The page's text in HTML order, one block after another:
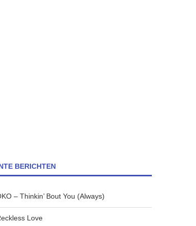
BERICHTEN
– Thinkin’ Bout You (Always)
Love